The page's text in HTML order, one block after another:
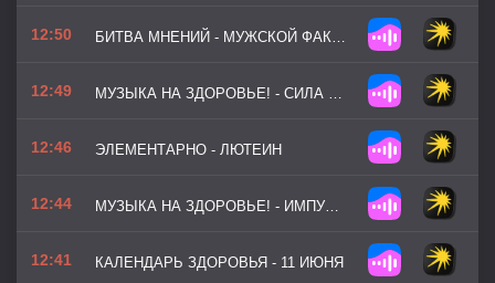
12:50 БИТВА МНЕНИЙ - МУЖСКОЙ ФАКТОР БЕСПЛОДИЯ
12:49 МУЗЫКА НА ЗДОРОВЬЕ! - СИЛА ОКЕАНА
12:46 ЭЛЕМЕНТАРНО - ЛЮТЕИН
12:44 МУЗЫКА НА ЗДОРОВЬЕ! - ИМПУЛЬС ЖИЗНИ
12:41 КАЛЕНДАРЬ ЗДОРОВЬЯ - 11 ИЮНЯ